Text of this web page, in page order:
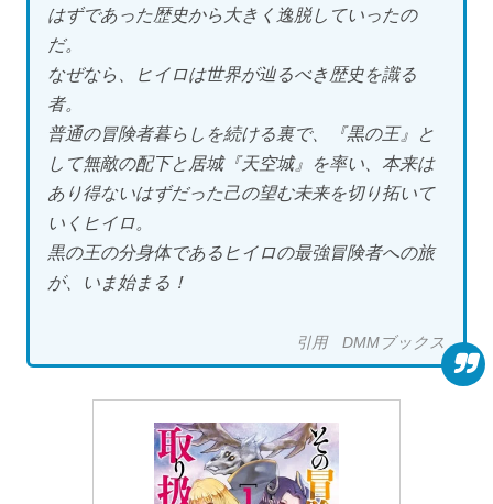
はずであった歴史から大きく逸脱していったの
だ。
なぜなら、ヒイロは世界が辿るべき歴史を識る
者。
普通の冒険者暮らしを続ける裏で、『黒の王』と
して無敵の配下と居城『天空城』を率い、本来は
あり得ないはずだった己の望む未来を切り拓いて
いくヒイロ。
黒の王の分身体であるヒイロの最強冒険者への旅
が、いま始まる！
引用 DMMブックス